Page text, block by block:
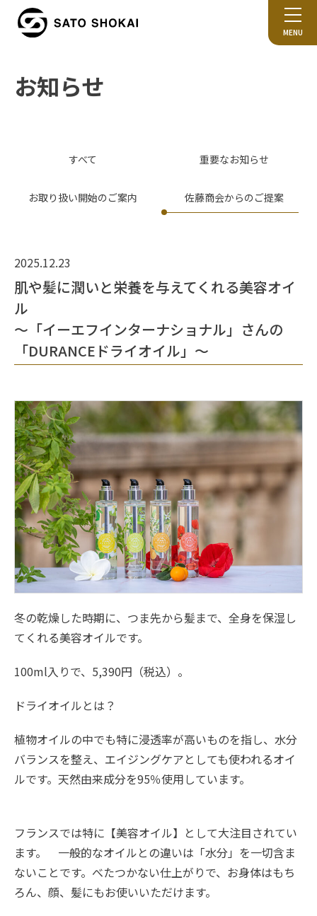
MENU
お知らせ
すべて 重要なお知らせ
お取り扱い開始のご案内 佐藤商会からのご提案
2025.12.23
肌や髪に潤いと栄養を与えてくれる美容オイ
ル
～「イーエフインターナショナル」さんの
「DURANCEドライオイル」～
冬の乾燥した時期に、つま先から髪まで、全身を保湿し
てくれる美容オイルです。
100ml入りで、5,390円（税込）。
ドライオイルとは？
植物オイルの中でも特に浸透率が高いものを指し、水分
バランスを整え、エイジングケアとしても使われるオイ
ルです。天然由来成分を95％使用しています。
フランスでは特に【美容オイル】として大注目されてい
ます。 一般的なオイルとの違いは「水分」を一切含ま
ないことです。べたつかない仕上がりで、お身体はもち
ろん、顔、髪にもお使いいただけます。